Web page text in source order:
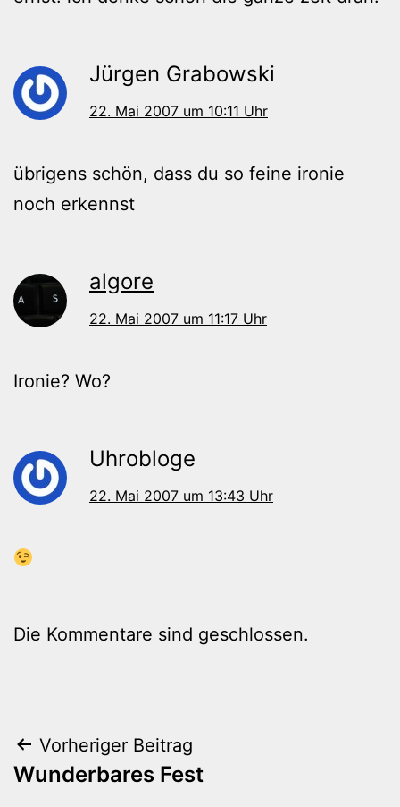
Jürgen Grabowski
22. Mai 2007 um 10:11 Uhr
übrigens schön, dass du so feine ironie
noch erkennst
algore
22. Mai 2007 um 11:17 Uhr
Ironie? Wo?
Uhrobloge
22. Mai 2007 um 13:43 Uhr
Die Kommentare sind geschlossen.
Beitragsnavigation
Vorheriger Beitrag
Wunderbares Fest